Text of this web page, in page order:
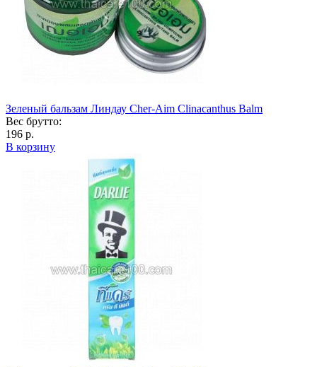
Зеленый бальзам Линдау Cher-Aim Clinacanthus Balm
Вес брутто:
196 р.
В корзину